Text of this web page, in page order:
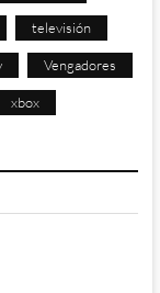
televisión
Vengadores
xbox